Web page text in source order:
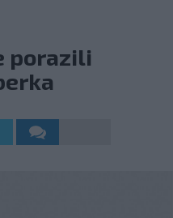
porazili